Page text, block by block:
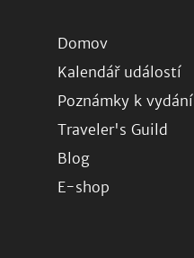
Domov
Kalendář událostí
Poznámky k vydání
Traveler's Guild
Blog
E-shop